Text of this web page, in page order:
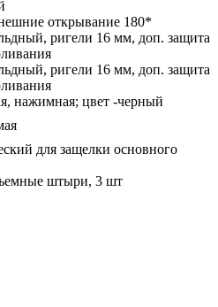
открывание 180*
ригели 16 мм, доп. защита
ригели 16 мм, доп. защита
нажимная; цвет -черный
для защелки основного
штыри, 3 шт